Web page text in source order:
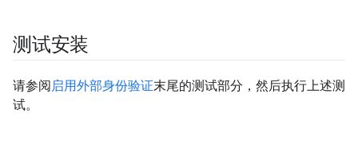
测试安装
请参阅启用外部身份验证末尾的测试部分，然后执行上述测
试。